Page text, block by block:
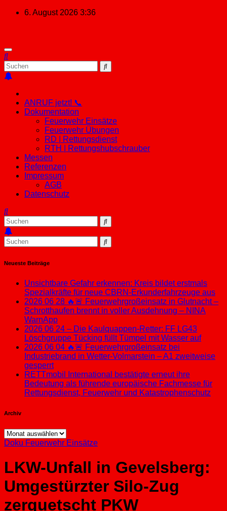
Zum
6. August 2026 3:36
ANRUF jetzt! 📞
Dokumentation
Feuerwehr Einsätze
Feuerwehr Übungen
RD | Rettungsdienst
RTH | Rettungshubschrauber
Messen
Referenzen
Impressum
AGB
Datenschutz
Neueste Beiträge
Unsichtbare Gefahr erkennen: Kreis bildet erstmals
Spezialkräfte für neue CBRN-Erkunderfahrzeuge aus
2026 06 28 🔥🚨 Feuerwehrgroßeinsatz in Glutnacht –
Schrotthaufen brennt in voller Ausdehnung – NINA
WarnApp
2026 06 24 – Die Kaulquappen-Retter: FF LG43
Löschgruppe Tücking füllt Tümpel mit Wasser auf
2026 06 04 🔥🚨 Feuerwehrgroßeinsatz bei
Industriebrand in Wetter-Volmarstein – A1 zweitweise
gesperrt
RETTmobil International bestätigte erneut ihre
Bedeutung als führende europäische Fachmesse für
Rettungsdienst, Feuerwehr und Katastrophenschutz
Archiv
Archiv
Doku Feuerwehr Einsätze
LKW-Unfall in Gevelsberg:
Umgestürzter Silo-Zug
zerquetscht PKW